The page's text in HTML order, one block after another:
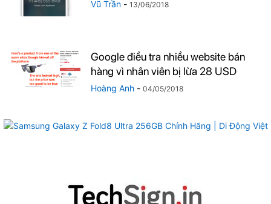
Vũ Trần - 13/06/2018
Google điều tra nhiều website bán
hàng vì nhân viên bị lừa 28 USD
Hoàng Anh - 04/05/2018